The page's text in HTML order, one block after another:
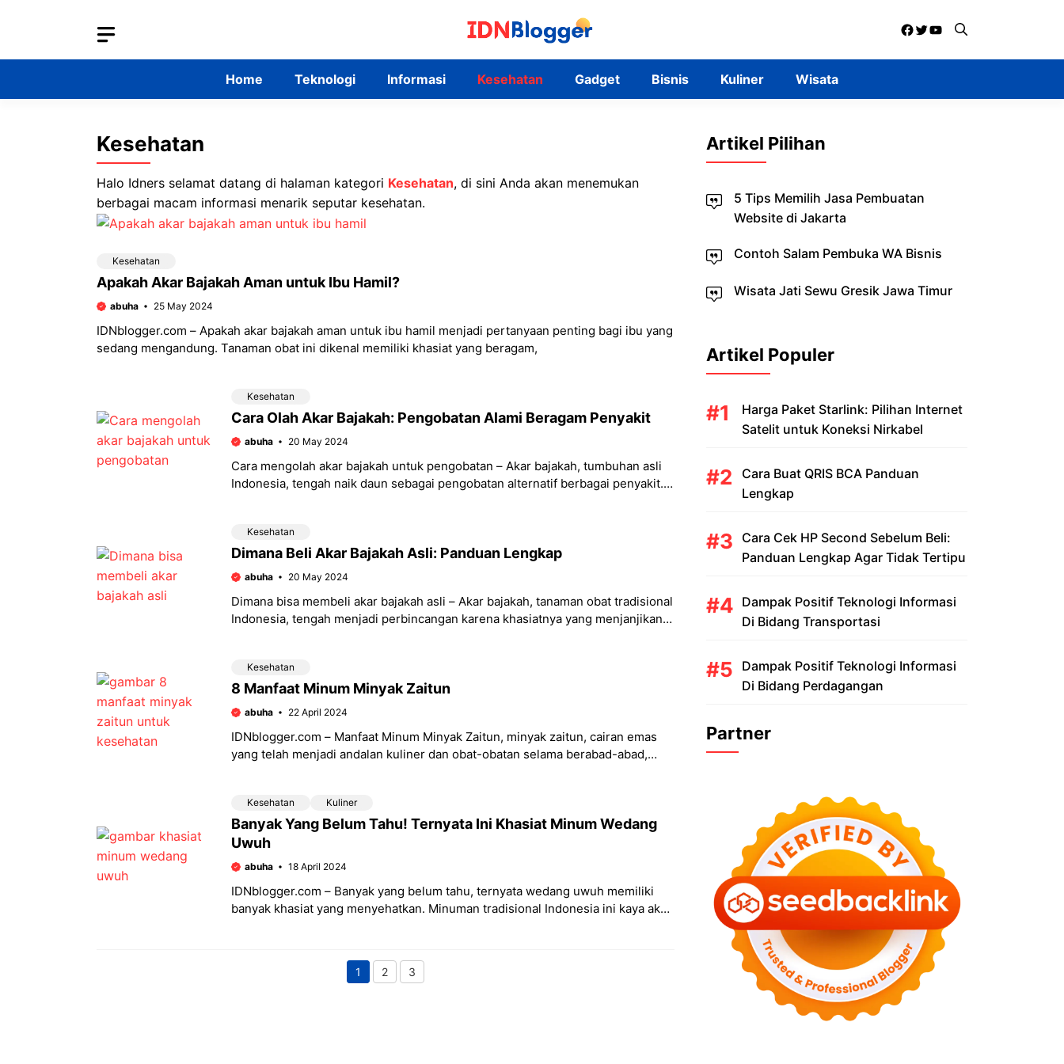
Facebook
Twitter
YouTube
Home Teknologi Informasi Kesehatan Gadget Bisnis Kuliner Wisata
Kesehatan
Halo Idners selamat datang di halaman kategori Kesehatan, di sini Anda akan menemukan
berbagai macam informasi menarik seputar kesehatan.
Kesehatan
Apakah Akar Bajakah Aman untuk Ibu Hamil?
abuha 25 May 2024
IDNblogger.com – Apakah akar bajakah aman untuk ibu hamil menjadi pertanyaan penting bagi ibu yang
sedang mengandung. Tanaman obat ini dikenal memiliki khasiat yang beragam,
Kesehatan
Cara Olah Akar Bajakah: Pengobatan Alami Beragam Penyakit
abuha 20 May 2024
Cara mengolah akar bajakah untuk pengobatan – Akar bajakah, tumbuhan asli
Indonesia, tengah naik daun sebagai pengobatan alternatif berbagai penyakit.
Kesehatan
Dimana Beli Akar Bajakah Asli: Panduan Lengkap
abuha 20 May 2024
Dimana bisa membeli akar bajakah asli – Akar bajakah, tanaman obat tradisional
Indonesia, tengah menjadi perbincangan karena khasiatnya yang menjanjikan.
Kesehatan
8 Manfaat Minum Minyak Zaitun
abuha 22 April 2024
IDNblogger.com – Manfaat Minum Minyak Zaitun, minyak zaitun, cairan emas
yang telah menjadi andalan kuliner dan obat-obatan selama berabad-abad,
Kesehatan Kuliner
Banyak Yang Belum Tahu! Ternyata Ini Khasiat Minum Wedang
Uwuh
abuha 18 April 2024
IDNblogger.com – Banyak yang belum tahu, ternyata wedang uwuh memiliki
banyak khasiat yang menyehatkan. Minuman tradisional Indonesia ini kaya akan
Page
1 Page
2 3
Artikel Pilihan
5 Tips Memilih Jasa Pembuatan
Website di Jakarta
Contoh Salam Pembuka WA Bisnis
Wisata Jati Sewu Gresik Jawa Timur
Artikel Populer
Harga Paket Starlink: Pilihan Internet
Satelit untuk Koneksi Nirkabel
Cara Buat QRIS BCA Panduan
Lengkap
Cara Cek HP Second Sebelum Beli:
Panduan Lengkap Agar Tidak Tertipu
Dampak Positif Teknologi Informasi
Di Bidang Transportasi
Dampak Positif Teknologi Informasi
Di Bidang Perdagangan
Partner